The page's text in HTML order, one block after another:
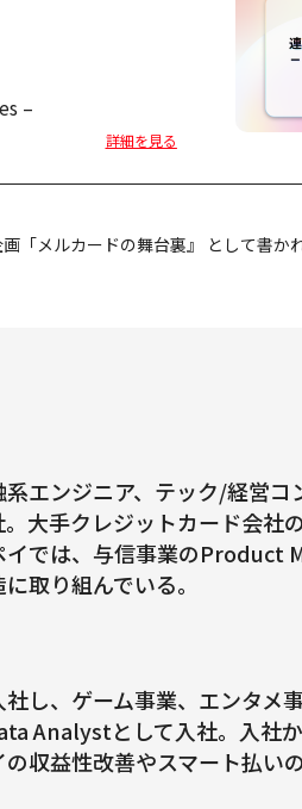
–
詳細を見る
メルカードの舞台裏』 として書かれ
エンジニア、テック/経営コ
大手クレジットカード会社
では、与信事業のProduct
取り組んでいる。
し、ゲーム事業、エンタメ
Analystとして入社。入社
収益性改善やスマート払い